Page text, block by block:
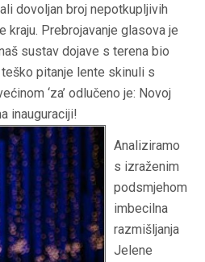
dovoljan broj nepotkupljivih
kraju. Prebrojavanje glasova je
sustav dojave s terena bio
pitanje lente skinuli s
‘za’ odlučeno je: Novoj
inauguraciji!
Analiziramo
s izraženim
podsmjehom
imbecilna
razmišljanja
Jelene